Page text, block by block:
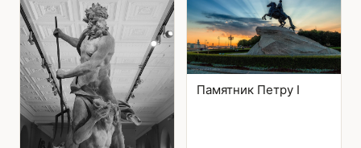
Памятник Петру I